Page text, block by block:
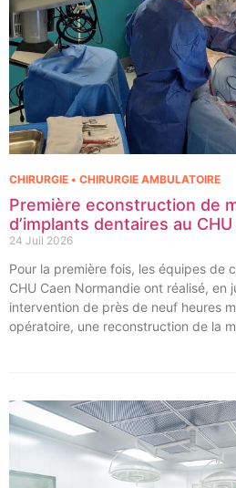
Première econstruction de
d’implants dentaires au
24 Juil 2026
CHIRURGIE • CHIRURGIE AMBULATOIRE
Pour la première fois, les équipes de
CHU Caen Normandie ont réalisé, en
intervention de près de neuf heures
opératoire, une reconstruction de la